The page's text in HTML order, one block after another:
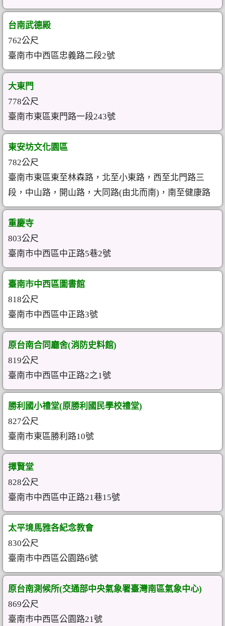
台南武德殿
762公尺
臺南市中西區忠義路二段2號
大東門
778公尺
臺南市東區東門路一段243號
東安坊文化園區
782公尺
臺南市東區東至林森路，北至小東路，西至北門路三
段，中山路，開山路，大同路(由北而南)，南至健康路
重慶寺
803公尺
臺南市中西區中正路5巷2號
臺南市中西區圖書館
818公尺
臺南市中西區中正路3號
原台南合同廳舍(消防史料館)
819公尺
臺南市中西區中正路2之1號
勝利國小禮堂(原勝利國民學校禮堂)
827公尺
臺南市東區勝利路10號
擇賢堂
828公尺
臺南市中西區中正路21巷15號
太平境馬雅各紀念教會
830公尺
臺南市中西區公園路6號
原台南測候所(交通部中央氣象署臺灣南區氣象中心)
869公尺
臺南市中西區公園路21號